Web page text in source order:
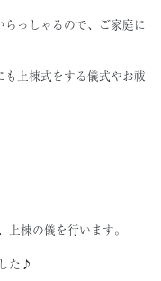
っしゃるので、ご家庭に
上棟式をする儀式やお祓
棟の儀を行います。
た♪